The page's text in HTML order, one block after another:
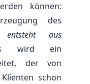
können:
des
entsteht aus
wird ein
der von
schon